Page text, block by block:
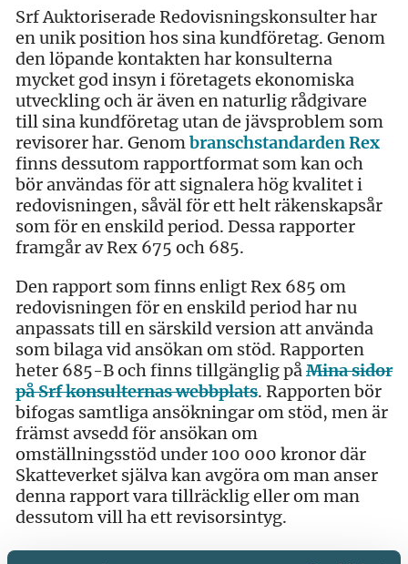
Srf Auktoriserade Redovisningskonsulter har
en unik position hos sina kundföretag. Genom
den löpande kontakten har konsulterna
mycket god insyn i företagets ekonomiska
utveckling och är även en naturlig rådgivare
till sina kundföretag utan de jävsproblem som
revisorer har. Genombranschstandarden Rex
finns dessutom rapportformat som kan och
bör användas för att signalera hög kvalitet i
redovisningen, såväl för ett helt räkenskapsår
som för en enskild period. Dessa rapporter
framgår av Rex 675 och 685.
Den rapport som finns enligt Rex 685 om
redovisningen för en enskild period har nu
anpassats till en särskild version att använda
som bilaga vid ansökan om stöd. Rapporten
heter 685-B och finns tillgänglig påMina sidor
på Srf konsulternas webbplats. Rapporten bör
bifogas samtliga ansökningar om stöd, men är
främst avsedd för ansökan om
omställningsstöd under 100 000 kronor där
Skatteverket själva kan avgöra om man anser
denna rapport vara tillräcklig eller om man
dessutom vill ha ett revisorsintyg.